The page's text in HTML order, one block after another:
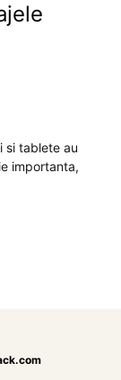
si tablete au
importanta,